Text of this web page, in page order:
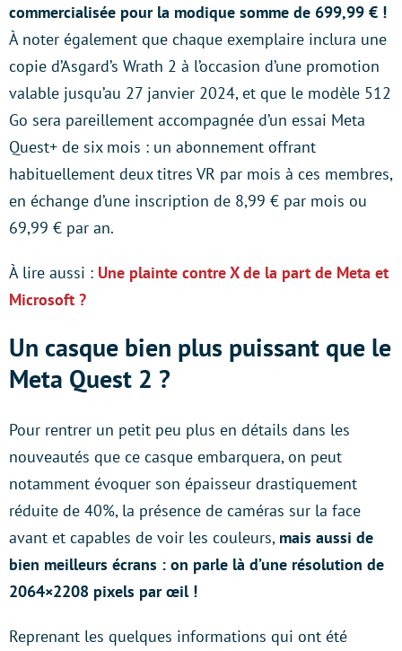
commercialisée pour la modique somme de 699,99 € !
À noter également que chaque exemplaire inclura une
copie d’Asgard’s Wrath 2 à l’occasion d’une promotion
valable jusqu’au 27 janvier 2024, et que le modèle 512
Go sera pareillement accompagnée d’un essai Meta
Quest+ de six mois : un abonnement offrant
habituellement deux titres VR par mois à ces membres,
en échange d’une inscription de 8,99 € par mois ou
69,99 € par an.
À lire aussi : Une plainte contre X de la part de Meta et
Microsoft ?
Un casque bien plus puissant que le
Meta Quest 2 ?
Pour rentrer un petit peu plus en détails dans les
nouveautés que ce casque embarquera, on peut
notamment évoquer son épaisseur drastiquement
réduite de 40%, la présence de caméras sur la face
avant et capables de voir les couleurs, mais aussi de
bien meilleurs écrans : on parle là d’une résolution de
2064×2208 pixels par œil !
Reprenant les quelques informations qui ont été